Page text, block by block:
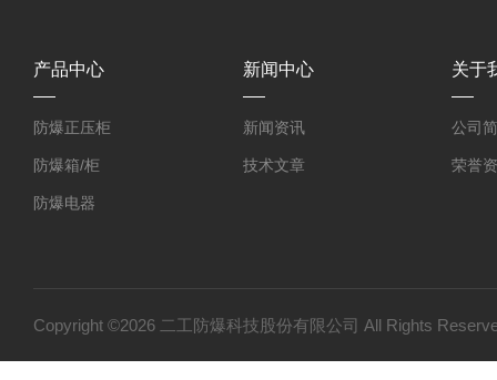
产品中心
防爆正压柜
防爆箱/柜
防爆电器
防爆小产品
新闻中心
新闻资讯
技术文章
关于
公司
荣誉
Copyright ©2026 二工防爆科技股份有限公司 All Rights